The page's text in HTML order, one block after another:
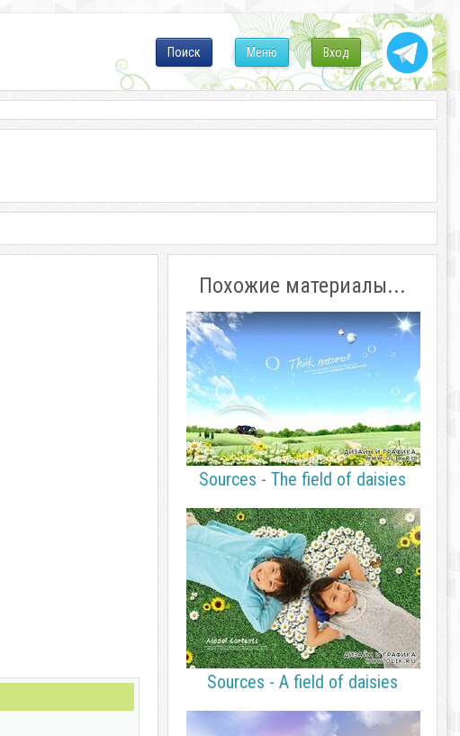
Вход
Меню
Поиск
Похожие материалы...
Sources - The field of daisies
Sources - A field of daisies